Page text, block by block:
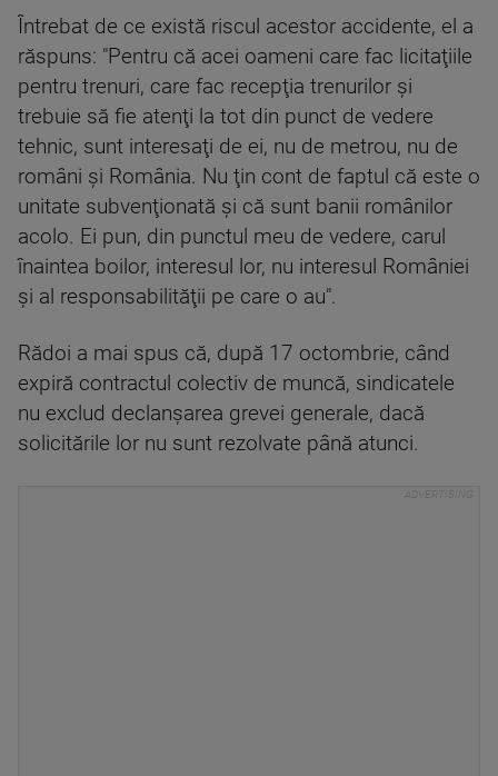
Întrebat de ce există riscul acestor accidente, el a
răspuns: "Pentru că acei oameni care fac licitaţiile
pentru trenuri, care fac recepţia trenurilor şi
trebuie să fie atenţi la tot din punct de vedere
tehnic, sunt interesaţi de ei, nu de metrou, nu de
români şi România. Nu ţin cont de faptul că este o
unitate subvenţionată şi că sunt banii românilor
acolo. Ei pun, din punctul meu de vedere, carul
înaintea boilor, interesul lor, nu interesul României
şi al responsabilităţii pe care o au".
Rădoi a mai spus că, după 17 octombrie, când
expiră contractul colectiv de muncă, sindicatele
nu exclud declanşarea grevei generale, dacă
solicitările lor nu sunt rezolvate până atunci.